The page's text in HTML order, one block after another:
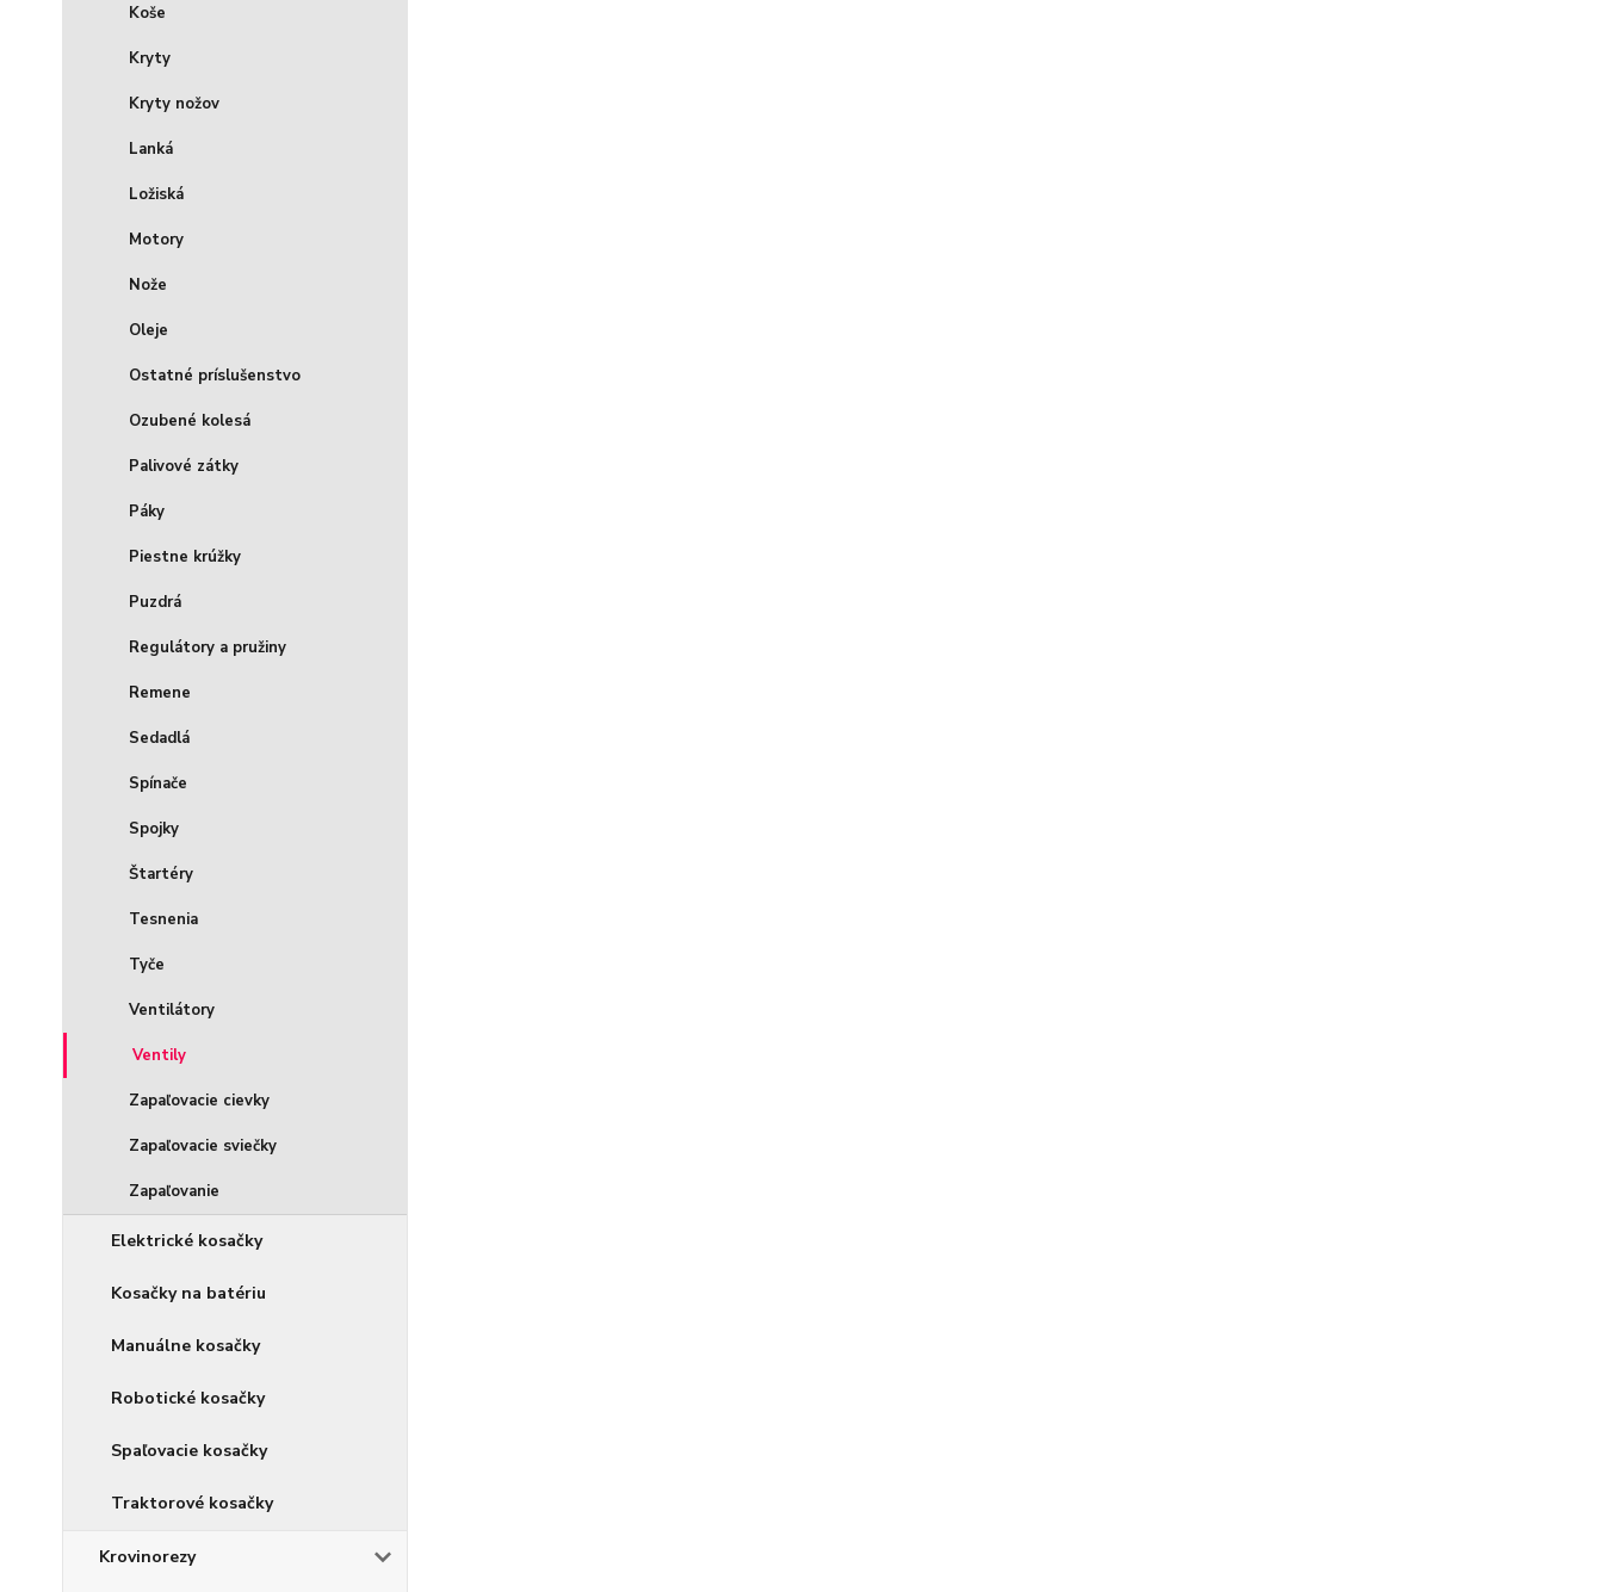
Koše
Kryty
Kryty nožov
Lanká
Ložiská
Motory
Nože
Oleje
Ostatné príslušenstvo
Ozubené kolesá
Palivové zátky
Páky
Piestne krúžky
Puzdrá
Regulátory a pružiny
Remene
Sedadlá
Spínače
Spojky
Štartéry
Tesnenia
Tyče
Ventilátory
Ventily
Zapaľovacie cievky
Zapaľovacie sviečky
Zapaľovanie
Elektrické kosačky
Kosačky na batériu
Manuálne kosačky
Robotické kosačky
Spaľovacie kosačky
Traktorové kosačky
Krovinorezy